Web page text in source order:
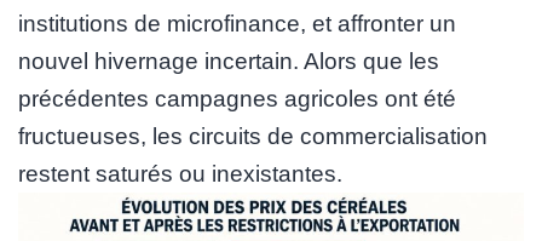
institutions de microfinance, et affronter un
nouvel hivernage incertain. Alors que les
précédentes campagnes agricoles ont été
fructueuses, les circuits de commercialisation
restent saturés ou inexistantes.